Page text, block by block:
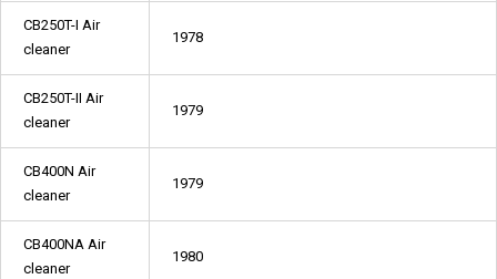
CB250T-I Air
cleaner
1978
CB250T-II Air
cleaner
1979
CB400N Air
cleaner
1979
CB400NA Air
cleaner
1980